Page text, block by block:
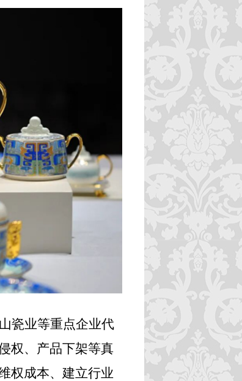
瓷业等重点企业代
权、产品下架等真
权成本、建立行业